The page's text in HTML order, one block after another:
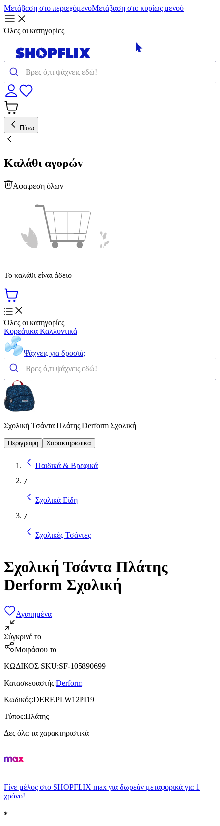
Μετάβαση στο περιεχόμενοΜετάβαση στο κυρίως μενού
Όλες οι κατηγορίες
Πίσω
Καλάθι αγορών
Αφαίρεση όλων
Το καλάθι είναι άδειο
Όλες οι κατηγορίες
Κορεάτικα Καλλυντικά
Ψάχνεις για δροσιά;
Σχολική Τσάντα Πλάτης Derform Σχολική
Περιγραφή Χαρακτηριστικά
Παιδικά & Βρεφικά
/
Σχολικά Είδη
/
Σχολικές Τσάντες
Σχολική Τσάντα Πλάτης
Derform Σχολική
Αγαπημένα
Σύγκρινέ το
Μοιράσου το
ΚΩΔΙΚΟΣ SKU:SF-105890699
Κατασκευαστής:Derform
Κωδικός:DERF.PLW12PI19
Τύπος:Πλάτης
Δες όλα τα χαρακτηριστικά
Γίνε μέλος στο SHOPFLIX max για δωρεάν μεταφορικά για 1
χρόνο!